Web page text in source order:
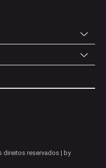
direitos reservados | by